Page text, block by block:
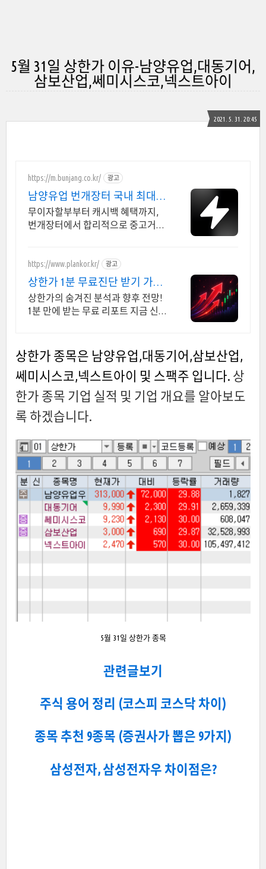
5월 31일 상한가 이유-남양유업,대동기어,
삼보산업,쎄미시스코,넥스트아이
2021. 5. 31. 20:45
https://m.bunjang.co.kr/ 광고
남양유업 번개장터 국내 최대
브랜드 중고거래
무이자할부부터 캐시백 혜택까지,
번개장터에서 합리적으로 중고거래
신규 상품 업로드
https://www.plankor.kr/ 광고
상한가 1분 무료진단 받기 가입
즉시 무료리포트 100%
상한가의 숨겨진 분석과 향후 전망!
1분 만에 받는 무료 리포트 지금 신
상한가 종목은 남양유업,대동기어,삼보산업,
쎄미시스코,넥스트아이 및 스팩주 입니다. 상
한가 종목 기업 실적 및 기업 개요를 알아보도
록 하겠습니다.
5월 31일 상한가 종목
관련글보기
주식 용어 정리 (코스피 코스닥 차이)
종목 추천 9종목 (증권사가 뽑은 9가지)
삼성전자, 삼성전자우 차이점은?